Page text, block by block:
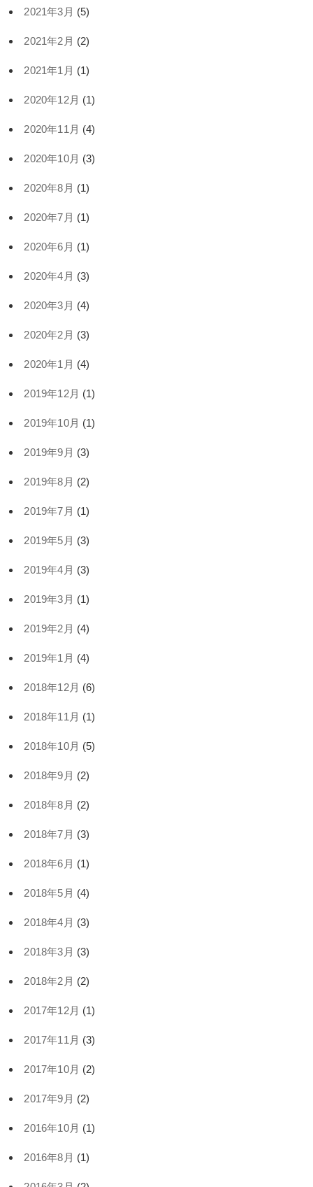
2021年3月 (5)
2021年2月 (2)
2021年1月 (1)
2020年12月 (1)
2020年11月 (4)
2020年10月 (3)
2020年8月 (1)
2020年7月 (1)
2020年6月 (1)
2020年4月 (3)
2020年3月 (4)
2020年2月 (3)
2020年1月 (4)
2019年12月 (1)
2019年10月 (1)
2019年9月 (3)
2019年8月 (2)
2019年7月 (1)
2019年5月 (3)
2019年4月 (3)
2019年3月 (1)
2019年2月 (4)
2019年1月 (4)
2018年12月 (6)
2018年11月 (1)
2018年10月 (5)
2018年9月 (2)
2018年8月 (2)
2018年7月 (3)
2018年6月 (1)
2018年5月 (4)
2018年4月 (3)
2018年3月 (3)
2018年2月 (2)
2017年12月 (1)
2017年11月 (3)
2017年10月 (2)
2017年9月 (2)
2016年10月 (1)
2016年8月 (1)